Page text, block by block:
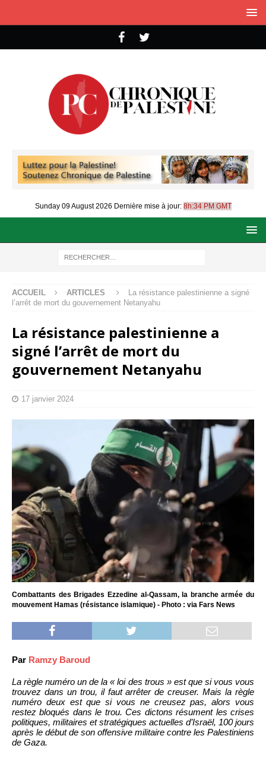
Sunday 09 August 2026 Dernière mise à jour: 8h:34 PM GMT
ACCUEIL ARTICLES
La résistance palestinienne a signé
l’arrêt de mort du gouvernement Netanyahu
La résistance palestinienne a
signé l’arrêt de mort du
gouvernement Netanyahu
17 janvier 2024
Combattants des Brigades Ezzedine al-Qassam, la branche armée du
mouvement Hamas (résistance islamique) - Photo : via Fars News
Par Ramzy Baroud
La règle numéro un de la « loi des trous » est que si vous vous
trouvez dans un trou, il faut arrêter de creuser. Mais la règle
numéro deux est que si vous ne creusez pas, alors vous
restez bloqués dans le trou. Ces dictons résument les crises
politiques, militaires et stratégiques actuelles d’Israël, 100 jours
après le début de son offensive militaire contre les Palestiniens
de Gaza.